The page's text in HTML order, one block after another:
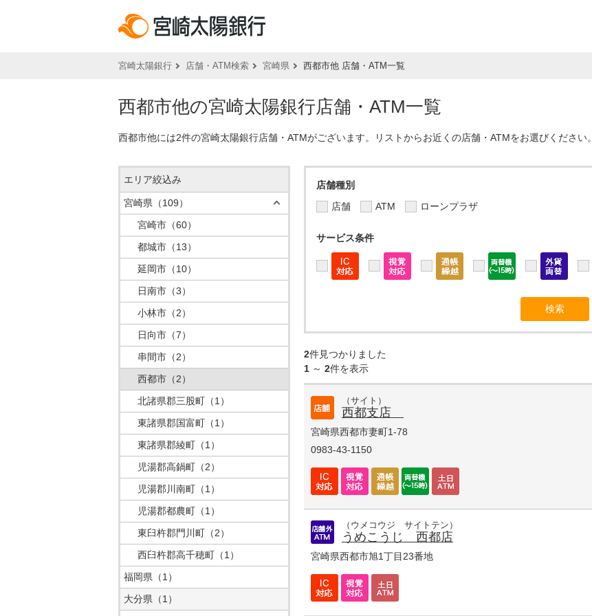
宮崎太陽銀行 店舗・ATM検索 宮崎県 西都市他 店舗・ATM一覧
西都市他の宮崎太陽銀行店舗・ATM一覧
西都市他には2件の宮崎太陽銀行店舗・ATMがございます。リストからお近くの店舗・ATMをお選びください。
店舗種別
店舗
ATM ローンプラザ
サービス条件
2件見つかりました
1 ～ 2件を表示
（サイト）
西都支店
宮崎県西都市妻町1-78
0983-43-1150
（ウメコウジ サイトテン）
うめこうじ 西都店
宮崎県西都市旭1丁目23番地
エリア絞込み
宮崎県 （109）
宮崎市 （60）
都城市 （13）
延岡市 （10）
日南市 （3）
小林市 （2）
日向市 （7）
串間市 （2）
西都市 （2）
北諸県郡三股町 （1）
東諸県郡国富町 （1）
東諸県郡綾町 （1）
児湯郡高鍋町 （2）
児湯郡川南町 （1）
児湯郡都農町 （1）
東臼杵郡門川町 （2）
西臼杵郡高千穂町 （1）
福岡県 （1）
大分県 （1）